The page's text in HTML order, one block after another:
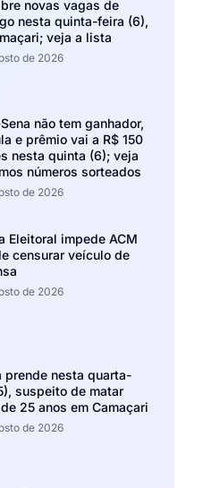
novas vagas de
nesta quinta-feira (6),
veja a lista
de 2026
não tem ganhador,
e prêmio vai a R$ 150
nesta quinta (6); veja
números sorteados
de 2026
Eleitoral impede ACM
censurar veículo de
de 2026
prende nesta quarta-
suspeito de matar
25 anos em Camaçari
de 2026